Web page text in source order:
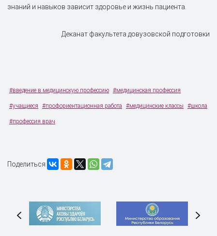
знаний и навыков зависит здоровье и жизнь пациента.
Деканат факультета довузовской подготовки
#введение в медицинскую профессию #медицинская профессия
#учащиеся #профориентационная работа #медицинские классы #школа
#профессия врач
Поделиться